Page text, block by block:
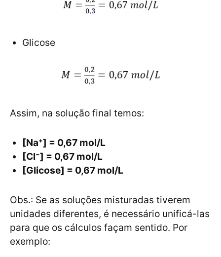
Glicose
Assim, na solução final temos:
[Na⁺] = 0,67 mol/L
[Cl⁻] = 0,67 mol/L
[Glicose] = 0,67 mol/L
Obs.: Se as soluções misturadas tiverem
unidades diferentes, é necessário unificá-las
para que os cálculos façam sentido. Por
exemplo: